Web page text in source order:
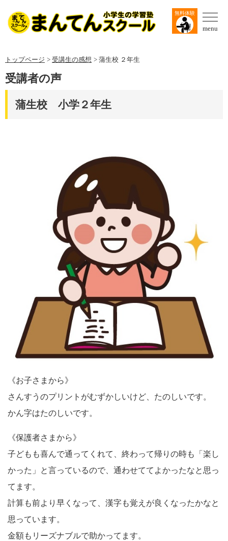
無料体験
menu
トップページ 受講生の感想 蒲生校 ２年生
受講者の声
蒲生校 小学２年生
《お子さまから》
さんすうのプリントがむずかしいけど、たのしいです。
かん字はたのしいです。
《保護者さまから》
子どもも喜んで通ってくれて、終わって帰りの時も「楽し
かった」と言っているので、通わせててよかったなと思っ
てます。
計算も前より早くなって、漢字も覚えが良くなったかなと
思っています。
金額もリーズナブルで助かってます。